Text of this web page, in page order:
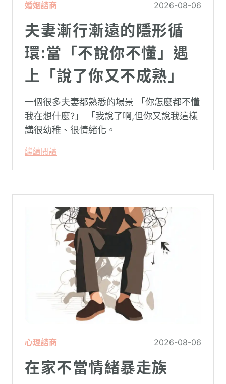
婚姻諮商 2026-08-06
夫妻漸行漸遠的隱形循
環:當「不說你不懂」遇
上「說了你又不成熟」
一個很多夫妻都熟悉的場景 「你怎麼都不懂
我在想什麼?」 「我說了啊,但你又說我這樣
講很幼稚、很情緒化。
繼續閱讀
心理諮商 2026-08-06
在家不當情緒暴走族